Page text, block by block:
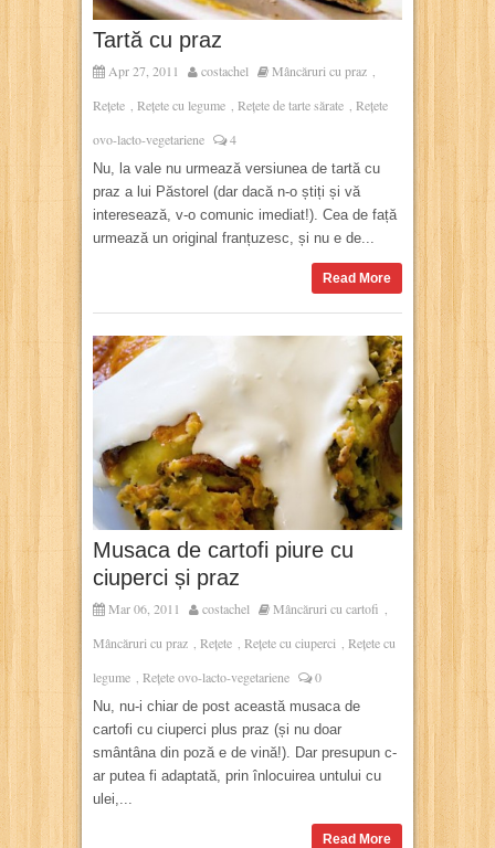
Tartă cu praz
Apr 27, 2011 costachel Mâncăruri cu praz ,
Rețete , Rețete cu legume , Rețete de tarte sărate , Rețete
ovo-lacto-vegetariene
4
Nu, la vale nu urmează versiunea de tartă cu
praz a lui Păstorel (dar dacă n-o știți și vă
interesează, v-o comunic imediat!). Cea de față
urmează un original franțuzesc, și nu e de...
Read More
Musaca de cartofi piure cu
ciuperci și praz
Mar 06, 2011 costachel Mâncăruri cu cartofi
Mâncăruri cu praz Rețete Rețete cu ciuperci
Rețete cu
legume
Rețete ovo-lacto-vegetariene 0
Nu, nu-i chiar de post această musaca de
cartofi cu ciuperci plus praz (și nu doar
smântâna din poză e de vină!). Dar presupun c-
ar putea fi adaptată, prin înlocuirea untului cu
ulei,...
Read More